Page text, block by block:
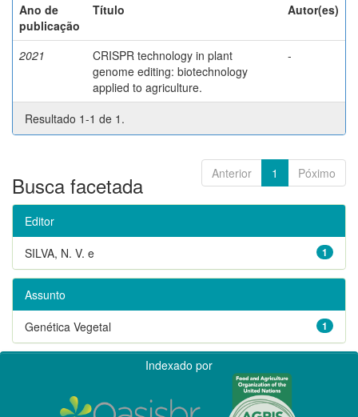
Ano de
publicação
Título Autor(es)
2021
CRISPR technology in plant
genome editing: biotechnology
applied to agriculture.
-
Resultado 1-1 de 1.
Anterior 1 Póximo
Busca facetada
Editor
1
SILVA, N. V. e
Assunto
1
Genética Vegetal
Indexado por